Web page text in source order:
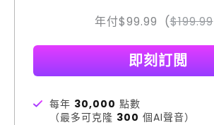
年付$99.99 ($199.99
即刻訂閲
每年 30,000 點數
（最多可克隆 300 個AI聲音）